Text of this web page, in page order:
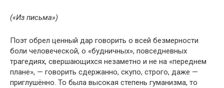
(«Из письма»)
Поэт обрел ценный дар говорить о всей безмерности
боли человеческой, о «будничных», повседневных
трагедиях, свершающихся незаметно и не на «переднем
плане», — говорить сдержанно, скупо, строго, даже —
приглушённо. То была высокая степень гуманизма, то